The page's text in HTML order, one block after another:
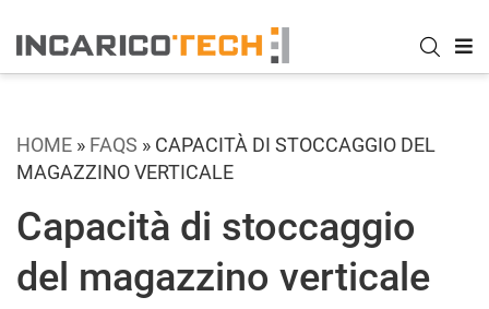
HOME » FAQS » CAPACITÀ DI STOCCAGGIO DEL
MAGAZZINO VERTICALE
Capacità di stoccaggio
del magazzino verticale